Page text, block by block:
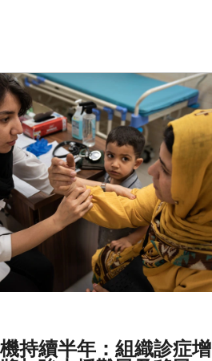
持續半年：組織診症增